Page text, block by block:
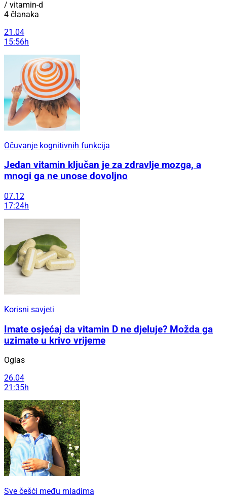
/ vitamin-d
4 članaka
21.04
15:56h
Očuvanje kognitivnih funkcija
Jedan vitamin ključan je za zdravlje mozga, a
mnogi ga ne unose dovoljno
07.12
17:24h
Korisni savjeti
Imate osjećaj da vitamin D ne djeluje? Možda ga
uzimate u krivo vrijeme
Oglas
26.04
21:35h
Sve češći među mladima